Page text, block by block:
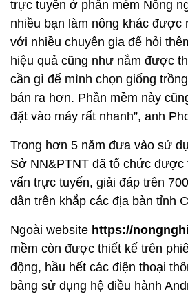
trực tuyến ở phần mềm Nông
nhiều bạn làm nông khác được
với nhiều chuyên gia để hỏi
hiệu quả cũng như nắm được
cần gì để mình chọn giống
bán ra hơn. Phần mềm này
đặt vào máy rất nhanh”, anh
Trong hơn 5 năm đưa vào sử
Sở NN&PTNT đã tổ chức được
vấn trực tuyến, giải đáp trên
dân trên khắp các địa bàn tỉnh
Ngoài website https://
mềm còn được thiết kế trên
động, hầu hết các điện thoại
bảng sử dụng hệ điều hành